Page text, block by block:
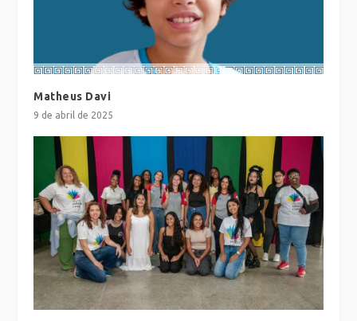
Matheus Davi
9 de abril de 2025